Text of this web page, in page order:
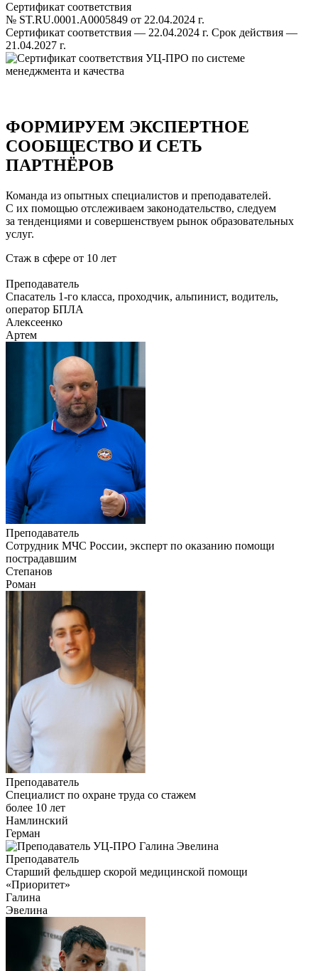
Сертификат соответствия
№ ST.RU.0001.A0005849 от 22.04.2024 г.
Cертификат соответствия — 22.04.2024 г. Срок действия —
21.04.2027 г.
ФОРМИРУЕМ ЭКСПЕРТНОЕ
СООБЩЕСТВО И СЕТЬ
ПАРТНЁРОВ
Команда из опытных специалистов и преподавателей.
С их помощью отслеживаем законодательство, следуем
за тенденциями и совершенствуем рынок образовательных
услуг.
Стаж в сфере от 10 лет
Преподаватель
Cпасатель 1-го класса, проходчик, альпинист, водитель,
оператор БПЛА
Алексеенко
Артем
Преподаватель
Сотрудник МЧС России, эксперт по оказанию помощи
пострадавшим
Степанов
Роман
Преподаватель
Специалист по охране труда со стажем
более 10 лет
Намлинский
Герман
Преподаватель
Старший фельдшер скорой медицинской помощи
«Приоритет»
Галина
Эвелина